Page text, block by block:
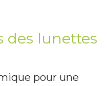
des lunettes
pour une